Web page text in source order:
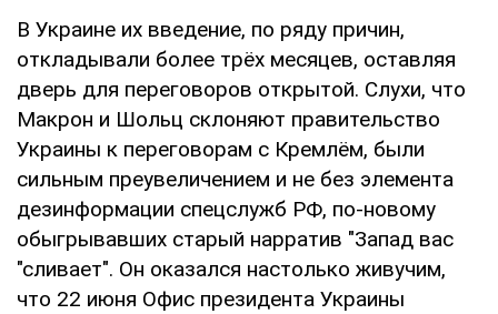
В Украине их введение, по ряду причин,
откладывали более трёх месяцев, оставляя
дверь для переговоров открытой. Слухи, что
Макрон и Шольц склоняют правительство
Украины к переговорам с Кремлём, были
сильным преувеличением и не без элемента
дезинформации спецслужб РФ, по-новому
обыгрывавших старый нарратив "Запад вас
"сливает". Он оказался настолько живучим,
что 22 июня Офис президента Украины